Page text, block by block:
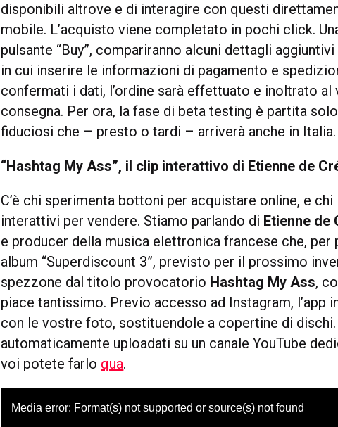
disponibili altrove e di interagire con questi
mobile. L’acquisto viene completato in pochi click.
pulsante “Buy”, compariranno alcuni dettagli
in cui inserire le informazioni di pagamento e
confermati i dati, l’ordine sarà effettuato e inoltrato al
consegna. Per ora, la fase di beta testing è partita
fiduciosi che – presto o tardi – arriverà anche in Italia.
“Hashtag My Ass”, il clip interattivo di Etienne de
C’è chi sperimenta bottoni per acquistare online, e
interattivi per vendere. Stiamo parlando di Etienne de
e producer della musica elettronica francese che, per
album “Superdiscount 3”, previsto per il prossimo
spezzone dal titolo provocatorio Hashtag My Ass,
piace tantissimo. Previo accesso ad Instagram, l’app
con le vostre foto, sostituendole a copertine di dischi.
automaticamente uploadati su un canale YouTube
voi potete farlo qua.
Media error: Format(s) not supported or source(s) not found